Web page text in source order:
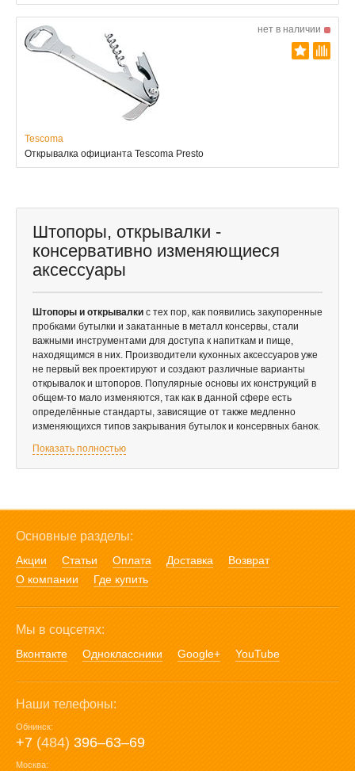
нет в наличии
Tescoma
Открывалка официанта Tescoma Presto
Штопоры, открывалки -
консервативно изменяющиеся
аксессуары
Штопоры и открывалки с тех пор, как появились закупоренные
пробками бутылки и закатанные в металл консервы, стали
важными инструментами для доступа к напиткам и пище,
находящимся в них. Производители кухонных аксессуаров уже
не первый век проектируют и создают различные варианты
открывалок и штопоров. Популярные основы их конструкций в
общем-то мало изменяются, так как в данной сфере есть
определённые стандарты, зависящие от также медленно
изменяющихся типов закрывания бутылок и консервных банок.
Показать полностью
Основные разделы:
Акции Статьи Оплата Доставка
Возврат
О компании
Где купить
Мы в соцсетях:
Вконтакте Одноклассники Google+ YouTube
Наши телефоны:
Обнинск:
+7 (484) 396‒63‒69
Москва: